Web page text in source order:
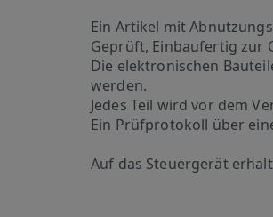
Ein Artikel mit
Geprüft, Einbaufertig zur
Die elektronischen
werden.
Jedes Teil wird vor dem
Ein Prüfprotokoll über
Auf das Steuergerät